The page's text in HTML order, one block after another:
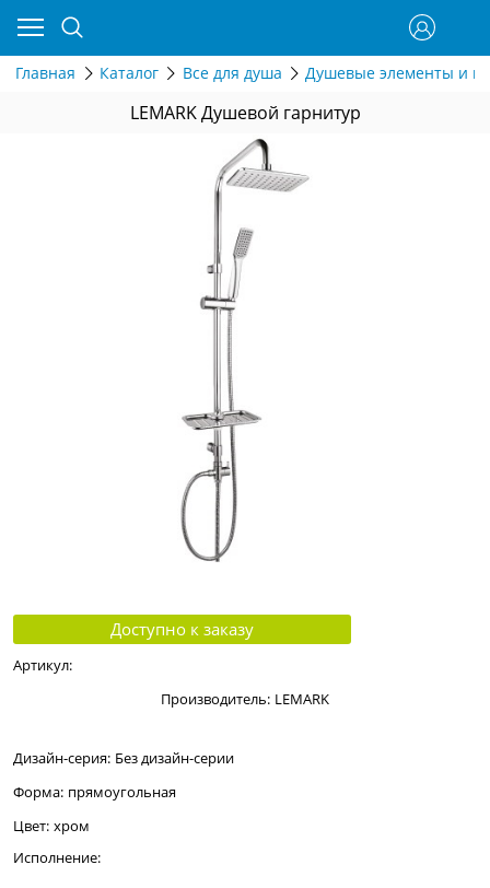
Главная Каталог Все для душа Душевые элементы и
LEMARK Душевой гарнитур
Доступно к заказу
Артикул:
Производитель: LEMARK
Дизайн-серия: Без дизайн-серии
Форма: прямоугольная
Цвет: хром
Исполнение: